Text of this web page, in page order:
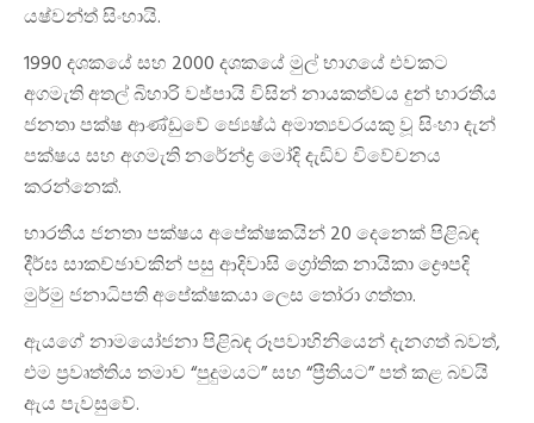
යෂ්වන්ත් සිංහායි.
1990 දශකයේ සහ 2000 දශකයේ මුල් භාගයේ එවකට
අගමැති අතල් බිහාරි වජ්පායි විසින් නායකත්වය දුන් භාරතීය
ජනතා පක්ෂ ආණ්ඩුවේ ජ්‍යෙෂ්ඨ අමාත්‍යවරයකු වූ සිංහා දැන්
පක්ෂය සහ අගමැති නරේන්ද්‍ර මෝදි දැඩිව විවේචනය
කරන්නෙක්.
භාරතීය ජනතා පක්ෂය අපේක්ෂකයින් 20 දෙනෙක් පිළිබඳ
දීර්ඝ සාකච්ඡාවකින් පසු ආදිවාසි ග්‍රෝතික නායිකා ද්‍රෞපදි
මුර්මු ජනාධිපති අපේක්ෂකයා ලෙස තෝරා ගත්තා.
ඇයගේ නාමයෝජනා පිළිබඳ රූපවාහිනියෙන් දැනගත් බවත්,
එම ප්‍රවෘත්තිය තමාව “පුදුමයට” සහ “ප්‍රීතියට” පත් කළ බවයි
ඇය පැවසුවේ.